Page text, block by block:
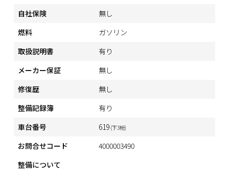
自社保険
無し
燃料
ガソリン
取扱説明書
有り
メーカー保証
無し
修復歴
無し
整備記録簿
有り
車台番号
619(下3桁)
お問合せコード
4000003490
整備について